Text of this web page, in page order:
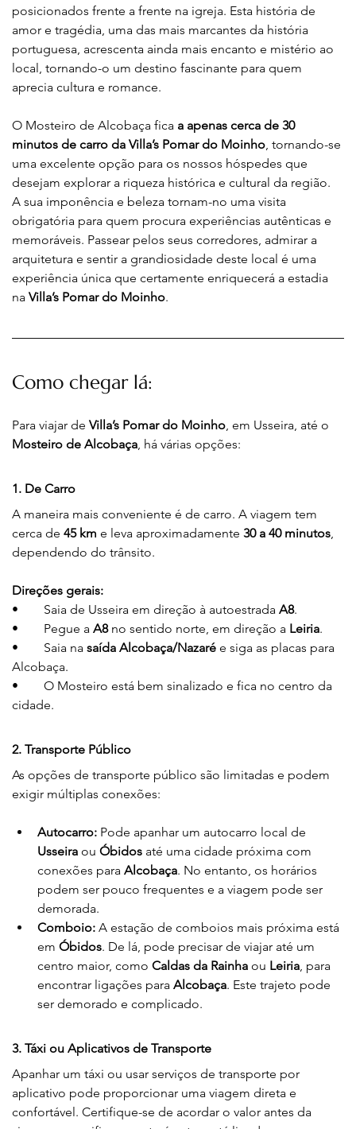
posicionados frente a frente na igreja. Esta história de
amor e tragédia, uma das mais marcantes da história
portuguesa, acrescenta ainda mais encanto e mistério ao
local, tornando-o um destino fascinante para quem
aprecia cultura e romance.
O Mosteiro de Alcobaça fica a apenas cerca de 30
minutos de carro da Villa’s Pomar do Moinho, tornando-se
uma excelente opção para os nossos hóspedes que
desejam explorar a riqueza histórica e cultural da região.
A sua imponência e beleza tornam-no uma visita
obrigatória para quem procura experiências autênticas e
memoráveis. Passear pelos seus corredores, admirar a
arquitetura e sentir a grandiosidade deste local é uma
experiência única que certamente enriquecerá a estadia
na Villa’s Pomar do Moinho.
Como chegar lá:
Para viajar de Villa’s Pomar do Moinho, em Usseira, até o
Mosteiro de Alcobaça, há várias opções:
1. De Carro
A maneira mais conveniente é de carro. A viagem tem
cerca de 45 km e leva aproximadamente 30 a 40 minutos,
dependendo do trânsito.
Direções gerais:
•	Saia de Usseira em direção à autoestrada A8.
•	Pegue a A8 no sentido norte, em direção a Leiria.
•	Saia na saída Alcobaça/Nazaré e siga as placas para
Alcobaça.
•	O Mosteiro está bem sinalizado e fica no centro da
cidade.
2. Transporte Público
As opções de transporte público são limitadas e podem
exigir múltiplas conexões:
Autocarro: Pode apanhar um autocarro local de
Usseira ou Óbidos até uma cidade próxima com
conexões para Alcobaça. No entanto, os horários
podem ser pouco frequentes e a viagem pode ser
demorada.
Comboio: A estação de comboios mais próxima está
em Óbidos. De lá, pode precisar de viajar até um
centro maior, como Caldas da Rainha ou Leiria, para
encontrar ligações para Alcobaça. Este trajeto pode
ser demorado e complicado.
3. Táxi ou Aplicativos de Transporte
Apanhar um táxi ou usar serviços de transporte por
aplicativo pode proporcionar uma viagem direta e
confortável. Certifique-se de acordar o valor antes da